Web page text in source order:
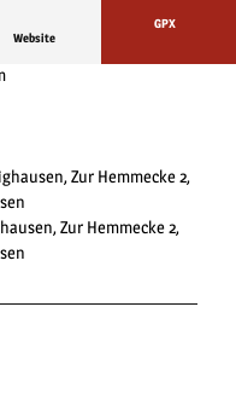
Website
GPX
Zur Hemmecke 2,
Zur Hemmecke 2,